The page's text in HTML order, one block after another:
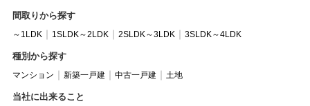
間取りから探す
～1LDK 1SLDK～2LDK 2SLDK～3LDK 3SLDK～4LDK
種別から探す
マンション 新築一戸建 中古一戸建 土地
当社に出来ること